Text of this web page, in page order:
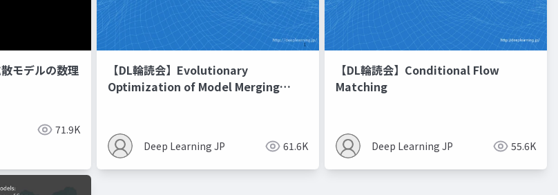
モデルの数理
71.9K
【DL輪読会】Evolutionary
Optimization of Model Merging
Deep Learning JP 61.6K
【DL輪読会】Conditional Flow
Matching
Deep Learning JP 55.6K